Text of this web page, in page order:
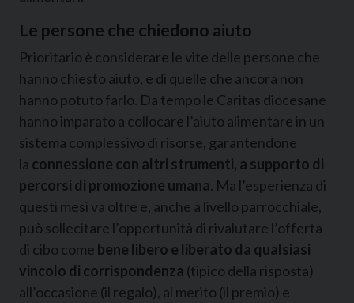
Le persone che chiedono aiuto
Prioritario è considerare le vite delle persone che
hanno chiesto aiuto, e di quelle che ancora non
hanno potuto farlo. Da tempo le Caritas diocesane
hanno imparato a collocare l’aiuto alimentare in un
sistema complessivo di risorse, garantendone
la connessione con altri strumenti, a supporto di
percorsi di promozione umana. Ma l’esperienza di
questi mesi va oltre e, anche a livello parrocchiale,
può sollecitare l’opportunità di rivalutare l’offerta
di cibo come bene libero e liberato da qualsiasi
vincolo di corrispondenza (tipico della risposta)
all’occasione (il regalo), al merito (il premio) e